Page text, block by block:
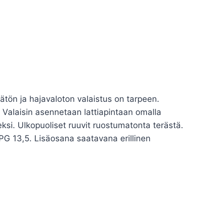
ja hajavaloton valaistus on tarpeen.
asennetaan lattiapintaan omalla
Ulkopuoliset ruuvit ruostumatonta terästä.
13,5. Lisäosana saatavana erillinen